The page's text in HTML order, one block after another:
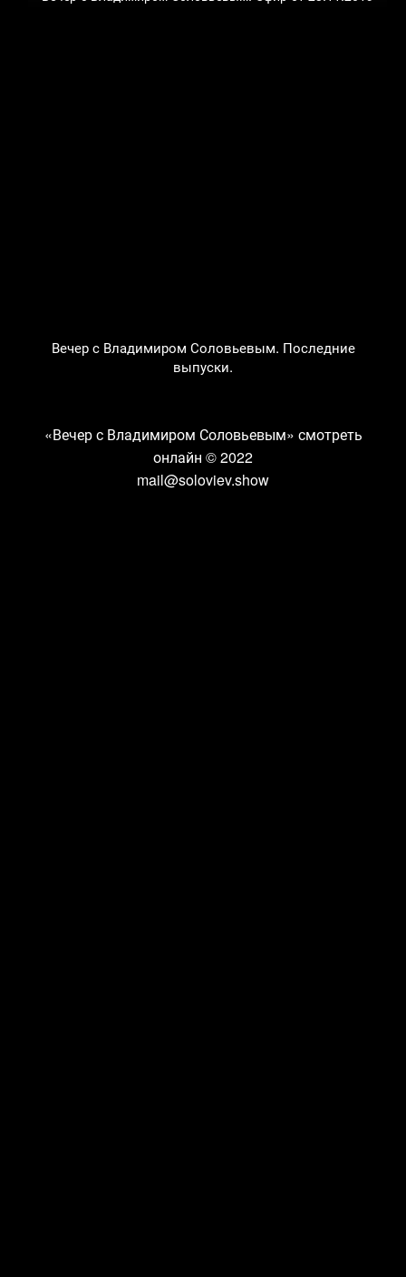
Вечер с Владимиром Соловьевым. Последние
выпуски.
«Вечер с Владимиром Соловьевым» смотреть
онлайн © 2022
mail@soloviev.show